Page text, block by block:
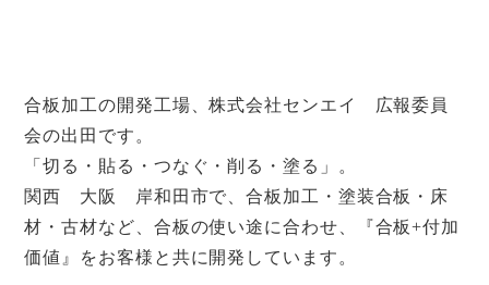
合板加工の開発工場、株式会社センエイ 広報委員
会の出田です。
「切る・貼る・つなぐ・削る・塗る」。
関西 大阪 岸和田市で、合板加工・塗装合板・床
材・古材など、合板の使い途に合わせ、『合板+付加
価値』をお客様と共に開発しています。